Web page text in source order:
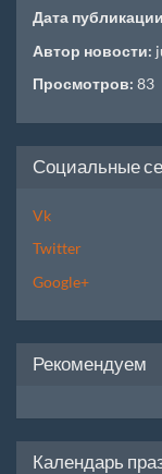
Дата
Автор новости:
Просмотров: 83
Социальные
Vk
Twitter
Google+
Рекомендуем
Календарь